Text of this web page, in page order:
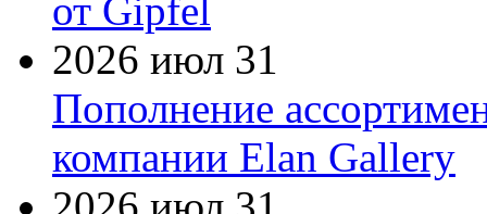
от Gipfel
2026 июл 31
Пополнение
компании Elan Gallery